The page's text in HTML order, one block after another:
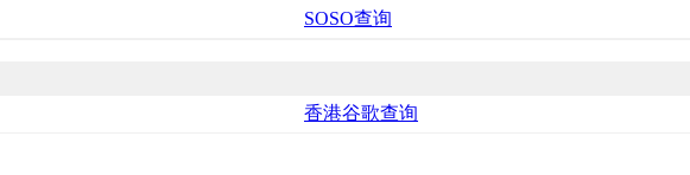
SOSO查询
香港谷歌查询